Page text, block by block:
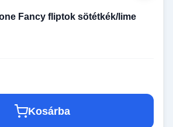
Fancy fliptok sötétkék/lime
Kosárba